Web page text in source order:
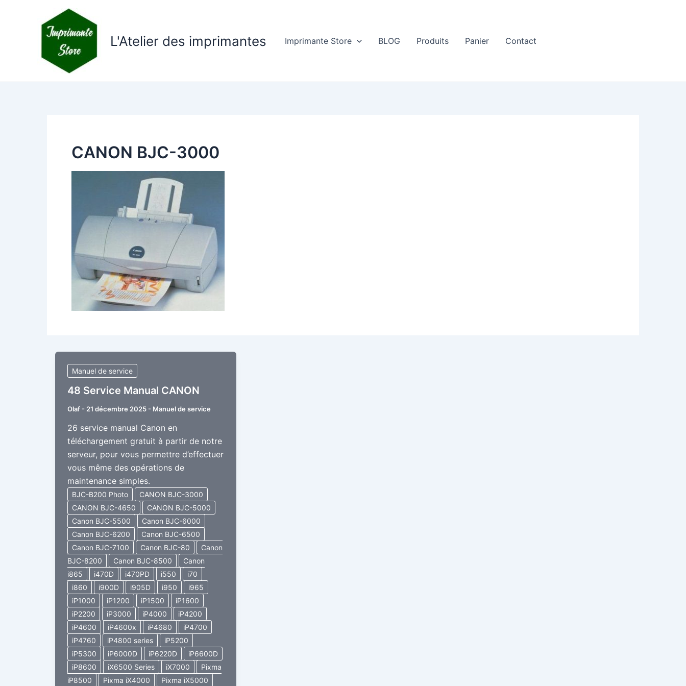
L'Atelier des imprimantes Imprimante Store BLOG Produits Panier Contact
CANON BJC-3000
Manuel de service
48 Service Manual CANON
Olaf - 21 décembre 2025 - Manuel de service
26 service manual Canon en
téléchargement gratuit à partir de notre
serveur, pour vous permettre d’effectuer
vous même des opérations de
maintenance simples.
BJC-B200 Photo
CANON BJC-3000
CANON BJC-4650
CANON BJC-5000
Canon BJC-5500
Canon BJC-6000
Canon BJC-6200
Canon BJC-6500
Canon BJC-7100
Canon BJC-80
Canon
BJC-8200
Canon BJC-8500
Canon
i865
i470D i470PD i550
i70
i860
i900D i905D i950
i965
iP1000
iP1200 iP1500
iP1600
iP2200
iP3000 iP4000
iP4200
iP4600
iP4600x iP4680
iP4700
iP4760
iP4800 series
iP5200
iP5300
iP6000D iP6220D
iP6600D
iP8600
iX6500 Series iX7000
Pixma
iP8500
Pixma iX4000
Pixma iX5000